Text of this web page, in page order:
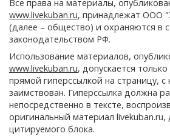
Все права на материалы,
www.livekuban.ru, принадлежат ООО
(далее – общество) и охраняются в
законодательством РФ.
Использование материалов,
www.livekuban.ru, допускается
прямой гиперссылкой на страницу,
заимствован. Гиперссылка должна
непосредственно в тексте,
оригинальный материал livekuban.ru,
цитируемого блока.